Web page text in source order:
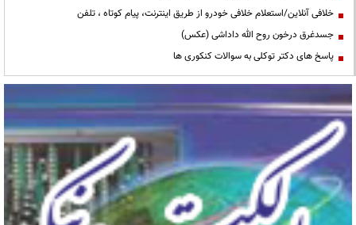
خلافی آنلاین/استعلام خلافی خودرو از طریق اینترنت، پیام کوتاه ، تلفن
جسدغرق درخون روح الله داداشی (عکس)
پاسخ های دکتر توکلی به سوالات کنکوری ها